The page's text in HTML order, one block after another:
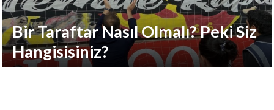
Has Stadyumunda
Tribünde Maç
Bir Taraftar Nasıl Olmalı? Peki Siz
Hangisisiniz?